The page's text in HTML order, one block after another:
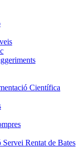
Científica
Rentat de Bates